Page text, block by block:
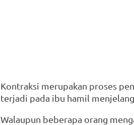
Kontraksi merupakan proses
terjadi pada ibu hamil
Walaupun beberapa orang